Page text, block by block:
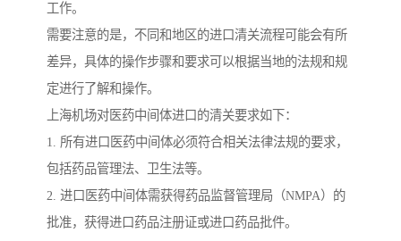
工作。
需要注意的是，不同和地区的进口清关流程可能会有所
差异，具体的操作步骤和要求可以根据当地的法规和规
定进行了解和操作。
上海机场对医药中间体进口的清关要求如下：
1. 所有进口医药中间体必须符合相关法律法规的要求，
包括药品管理法、卫生法等。
2. 进口医药中间体需获得药品监督管理局（NMPA）的
批准，获得进口药品注册证或进口药品批件。